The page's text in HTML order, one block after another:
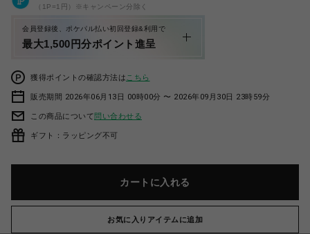
（1P=1円）※キャンペーン分除く
会員登録後、ポケパル払い初回登録&利用で
最大1,500円分ポイント進呈
獲得ポイントの確認方法は こちら
販売期間 2026年06月13日 00時00分 〜 2026年09月30日 23時59分
この商品について問い合わせる
ギフト：ラッピング不可
カートに入れる
お気に入りアイテムに追加